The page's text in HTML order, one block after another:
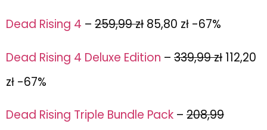
Dead Rising 4 – 259,99 zł 85,80 zł -67%
Dead Rising 4 Deluxe Edition – 339,99 zł 112,20
zł -67%
Dead Rising Triple Bundle Pack – 208,99